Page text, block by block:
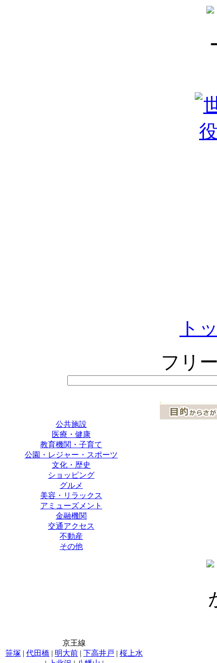
ト
フリ
公共施設
医療・健康
教育機関・子育て
公園・レジャー・スポーツ
文化・歴史
ショッピング
グルメ
美容・リラックス
アミューズメント
金融機関
交通アクセス
不動産
その他
京王線
笹塚 | 代田橋 | 明大前 | 下高井戸 | 桜上水